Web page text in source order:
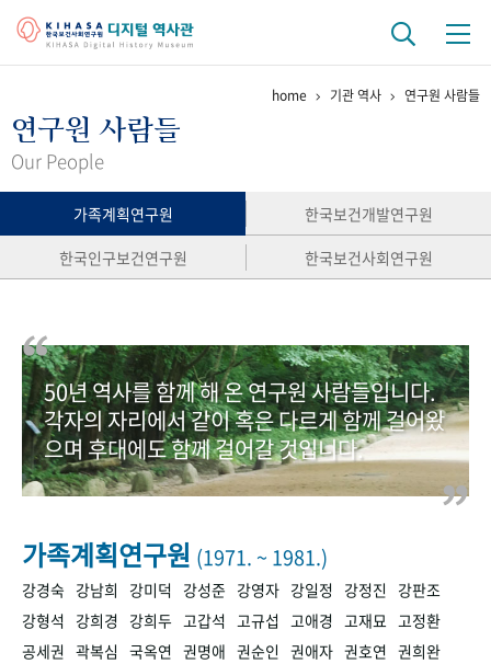
걸어온 길 기관 변천사
연구 역사
정책과 연구 키워드로 보는 연구 역사
연구자들
간행물 변천사
기록물 아카이브
사진 아카이브 문서 기록물 행정박물 영상 기록물
50+1주년 기념
+1
VR 역사관
home 기관 역사 연구원 사람들
연구원 사람들
Our People
가족계획연구원
한국보건개발연구원
한국인구보건연구원
한국보건사회연구원
50년 역사를 함께 해 온 연구원 사람들입니다.
각자의 자리에서 같이 혹은 다르게 함께 걸어왔
으며 후대에도 함께 걸어갈 것입니다.
가족계획연구원 (1971. ~ 1981.)
강경숙 강남희 강미덕 강성준 강영자 강일정 강정진
강판조
강형석
강희경 강희두 고갑석 고규섭 고애경 고재묘 고정환
공세권 곽복심 국옥연 권명애 권순인 권애자 권호연 권희완